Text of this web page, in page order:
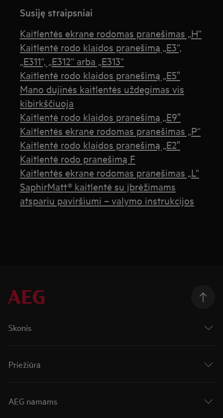
Susiję straipsniai
Kaitlentės ekrane rodomas pranešimas „H“
Kaitlentė rodo klaidos pranešimą „E3“,
„E311“, „E312“ arba „E313“
Kaitlentė rodo klaidos pranešimą „E5‟
Mano dujinės kaitlentės uždegimas vis
kibirkščiuoja
Kaitlentė rodo klaidos pranešimą „E9‟
Kaitlentės ekrane rodomas pranešimas „P“
Kaitlentė rodo klaidos pranešimą „E2‟
Kaitlentė rodo pranešimą F
Kaitlentės ekrane rodomas pranešimas „L“
SaphirMatt® kaitlentė su įbrėžimams
atspariu paviršiumi – valymo instrukcijos
Skonis
Priežiūra
AEG namams